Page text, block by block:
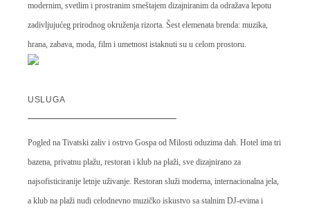
modernim, svetlim i prostranim smeštajem dizajniranim da odražava lepotu
zadivljujućeg prirodnog okruženja rizorta. Šest elemenata brenda: muzika,
hrana, zabava, moda, film i umetnost istaknuti su u celom prostoru.
USLUGA
Pogled na Tivatski zaliv i ostrvo Gospa od Milosti oduzima dah. Hotel ima tri
bazena, privatnu plažu, restoran i klub na plaži, sve dizajnirano za
najsofisticiranije letnje uživanje. Restoran služi moderna, internacionalna jela,
a klub na plaži nudi celodnevno muzičko iskustvo sa stalnim DJ-evima i